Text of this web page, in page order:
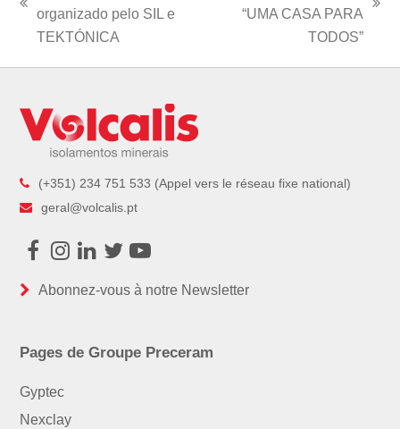
previous
post:
organizado pelo SIL e
TEKTÓNICA
“UMA CASA PARA
TODOS”
(+351) 234 751 533 (Appel vers le réseau fixe national)
geral@volcalis.pt
Facebook
Instagram
LinkedIn
TwitterYoutube
Abonnez-vous à notre Newsletter
Pages de Groupe Preceram
Gyptec
Nexclay